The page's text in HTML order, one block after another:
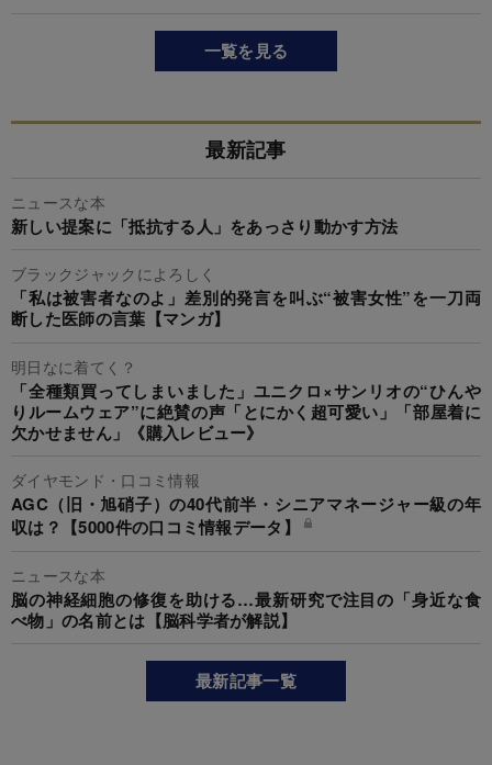
一覧を見る
最新記事
ニュースな本
新しい提案に「抵抗する人」をあっさり動かす方法
ブラックジャックによろしく
「私は被害者なのよ」差別的発言を叫ぶ“被害女性”を一刀両
断した医師の言葉【マンガ】
明日なに着てく？
「全種類買ってしまいました」ユニクロ×サンリオの“ひんや
りルームウェア”に絶賛の声「とにかく超可愛い」「部屋着に
欠かせません」《購入レビュー》
ダイヤモンド・口コミ情報
AGC（旧・旭硝子）の40代前半・シニアマネージャー級の年
収は？【5000件の口コミ情報データ】
ニュースな本
脳の神経細胞の修復を助ける…最新研究で注目の「身近な食
べ物」の名前とは【脳科学者が解説】
最新記事一覧